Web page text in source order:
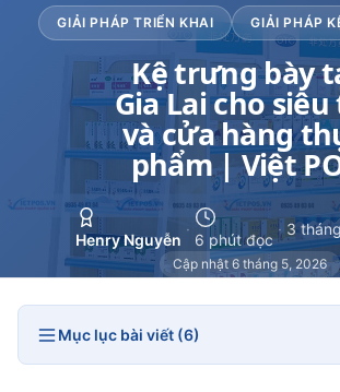
GIẢI PHÁP TRIỂN KHAI GIẢI PHÁP
Kệ trưng bày
Gia Lai cho
và cửa hàng
phẩm | Việt
Henry Nguyễn
·
6 phút đọc
· 3
Cập nhật 6 tháng 5, 2026
Mục lục bài viết (6)